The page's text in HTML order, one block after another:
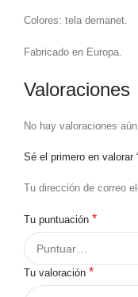
Colores: tela demanet.
Fabricado en Europa.
Valoraciones
No hay valoraciones aún.
Sé el primero en valorar
Tu dirección de correo
Tu puntuación *
Tu valoración *